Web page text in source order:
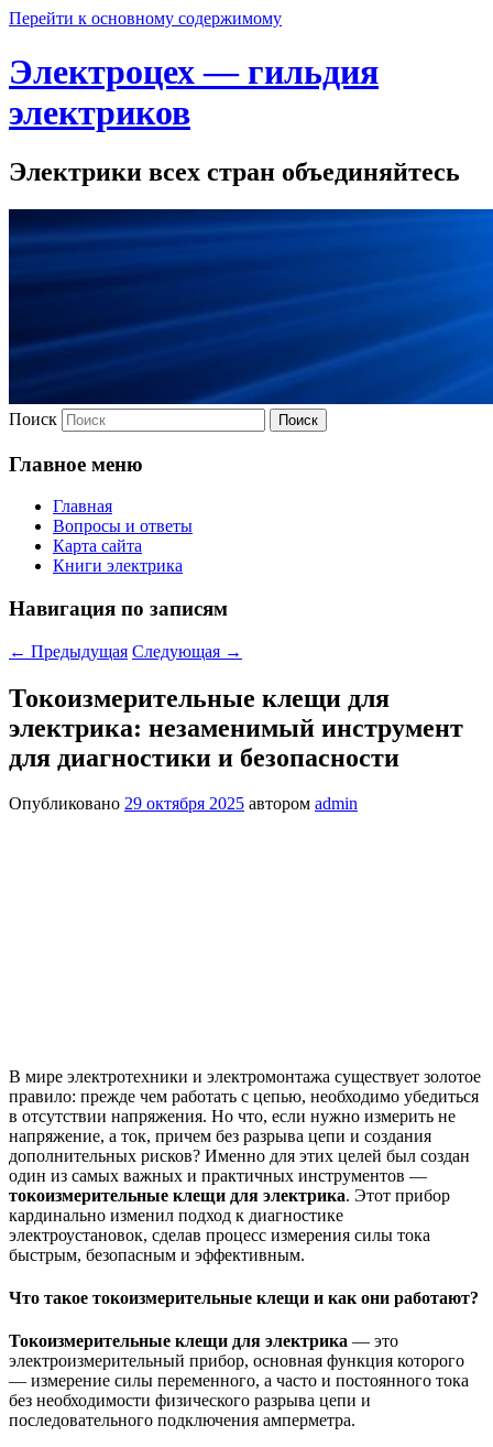
Перейти к основному содержимому
Электроцех — гильдия
электриков
Электрики всех стран объединяйтесь
Поиск
Главное меню
Главная
Вопросы и ответы
Карта сайта
Книги электрика
Навигация по записям
← Предыдущая Следующая →
Токоизмерительные клещи для
электрика: незаменимый инструмент
для диагностики и безопасности
Опубликовано 29 октября 2025 автором admin
В мире электротехники и электромонтажа существует золотое
правило: прежде чем работать с цепью, необходимо убедиться
в отсутствии напряжения. Но что, если нужно измерить не
напряжение, а ток, причем без разрыва цепи и создания
дополнительных рисков? Именно для этих целей был создан
один из самых важных и практичных инструментов —
токоизмерительные клещи для электрика. Этот прибор
кардинально изменил подход к диагностике
электроустановок, сделав процесс измерения силы тока
быстрым, безопасным и эффективным.
Что такое токоизмерительные клещи и как они работают?
Токоизмерительные клещи для электрика — это
электроизмерительный прибор, основная функция которого
— измерение силы переменного, а часто и постоянного тока
без необходимости физического разрыва цепи и
последовательного подключения амперметра.